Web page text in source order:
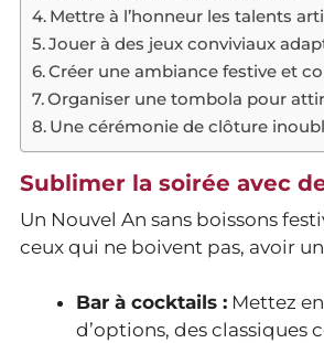
Mettre à l’honneur les talents
Jouer à des jeux conviviaux
Créer une ambiance festive et
Organiser une tombola pour
Une cérémonie de clôture
Sublimer la soirée avec
Un Nouvel An sans boissons
ceux qui ne boivent pas, avoir
Bar à cocktails : Mettez
d’options, des classiques